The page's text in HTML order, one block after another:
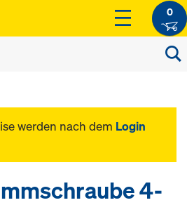
0
werden nach dem Login
4-